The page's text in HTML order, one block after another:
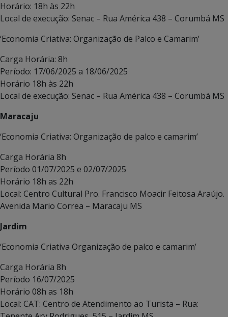
Horário: 18h às 22h
Local de execução: Senac – Rua América 438 – Corumbá MS
‘Economia Criativa: Organização de Palco e Camarim’
Carga Horária: 8h
Período: 17/06/2025 a 18/06/2025
Horário 18h às 22h
Local de execução: Senac – Rua América 438 – Corumbá MS
Maracaju
‘Economia Criativa: Organização de palco e camarim’
Carga Horária 8h
Período 01/07/2025 e 02/07/2025
Horário 18h as 22h
Local: Centro Cultural Pro. Francisco Moacir Feitosa Araújo.
Avenida Mario Correa – Maracaju MS
Jardim
‘Economia Criativa Organização de palco e camarim’
Carga Horária 8h
Período 16/07/2025
Horário 08h as 18h
Local: CAT: Centro de Atendimento ao Turista – Rua: